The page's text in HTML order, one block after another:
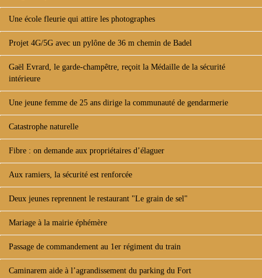
Une école fleurie qui attire les photographes
Projet 4G/5G avec un pylône de 36 m chemin de Badel
Gaël Evrard, le garde-champêtre, reçoit la Médaille de la sécurité
intérieure
Une jeune femme de 25 ans dirige la communauté de gendarmerie
Catastrophe naturelle
Fibre : on demande aux propriétaires d’élaguer
Aux ramiers, la sécurité est renforcée
Deux jeunes reprennent le restaurant "Le grain de sel"
Mariage à la mairie éphémère
Passage de commandement au 1er régiment du train
Caminarem aide à l’agrandissement du parking du Fort